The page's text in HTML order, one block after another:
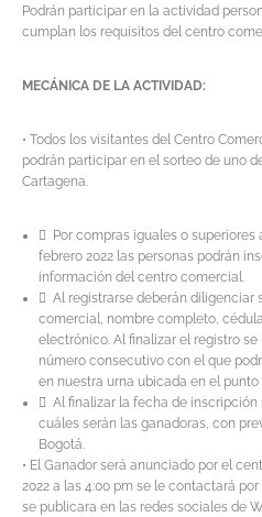
Podrán participar en la actividad
cumplan los requisitos del centro
MECÁNICA DE LA ACTIVIDAD:
• Todos los visitantes del Centro
podrán participar en el sorteo de uno
Cartagena.
 Por compras iguales o superiores
febrero 2022 las personas podrán
información del centro comercial.
 Al registrarse deberán diligenciar
comercial, nombre completo,
electrónico. Al finalizar el registro
número consecutivo con el que
en nuestra urna ubicada en el
 Al finalizar la fecha de inscripción
cuáles serán las ganadoras, con
Bogotá.
• El Ganador será anunciado por el
2022 a las 4:00 pm se le contactará
se publicara en las redes sociales de